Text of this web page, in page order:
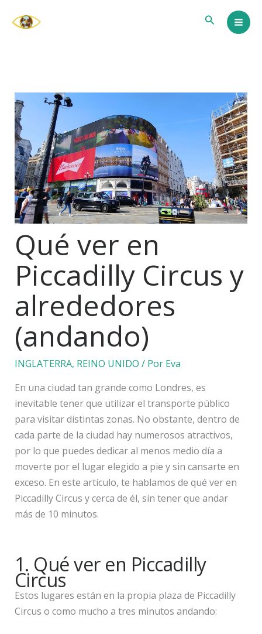
Buscar
Qué ver en
Piccadilly Circus y
alrededores
(andando)
INGLATERRA, REINO UNIDO / Por Eva
En una ciudad tan grande como Londres, es
inevitable tener que utilizar el transporte público
para visitar distintas zonas. No obstante, dentro de
cada parte de la ciudad hay numerosos atractivos,
por lo que puedes dedicar al menos medio día a
moverte por el lugar elegido a pie y sin cansarte en
exceso. En este artículo, te hablamos de qué ver en
Piccadilly Circus y cerca de él, sin tener que andar
más de 10 minutos.
1. Qué ver en Piccadilly
Circus
Estos lugares están en la propia plaza de Piccadilly
Circus o como mucho a tres minutos andando: